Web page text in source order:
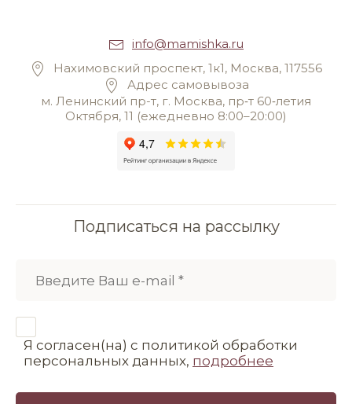
info@mamishka.ru
Нахимовский проспект, 1к1, Москва, 117556
Адрес самовывоза
м. Ленинский пр-т, г. Москва, пр‑т 60‑летия
Октября, 11 (ежедневно 8:00–20:00)
Подписаться на рассылку
Я согласен(на) с политикой обработки
персональных данных, подробнее